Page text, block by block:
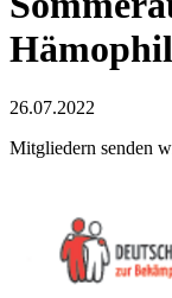
26.07.2022
Mitgliedern senden